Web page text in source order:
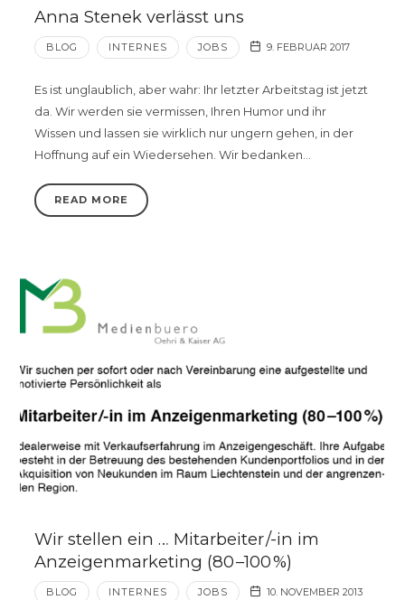
Anna Stenek verlässt uns
BLOG INTERNES JOBS 9. FEBRUAR 2017
Es ist unglaublich, aber wahr: Ihr letzter Arbeitstag ist jetzt
da. Wir werden sie vermissen, Ihren Humor und ihr
Wissen und lassen sie wirklich nur ungern gehen, in der
Hoffnung auf ein Wiedersehen. Wir bedanken…
READ MORE
Wir stellen ein … Mitarbeiter /-in im
Anzeigenmarketing (80 –100 %)
BLOG INTERNES JOBS 10. NOVEMBER 2013